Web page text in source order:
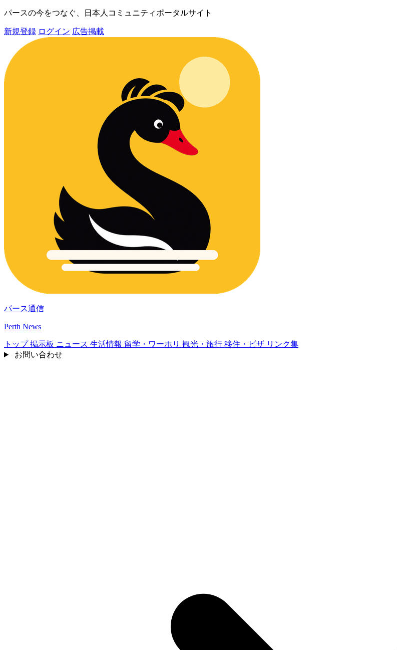
パースの今をつなぐ、日本人コミュニティポータルサイト
新規登録 ログイン 広告掲載
パース通信
Perth News
トップ掲示板 ニュース 生活情報 留学・ワーホリ 観光・旅行 移住・ビザ リンク集
お問い合わせ